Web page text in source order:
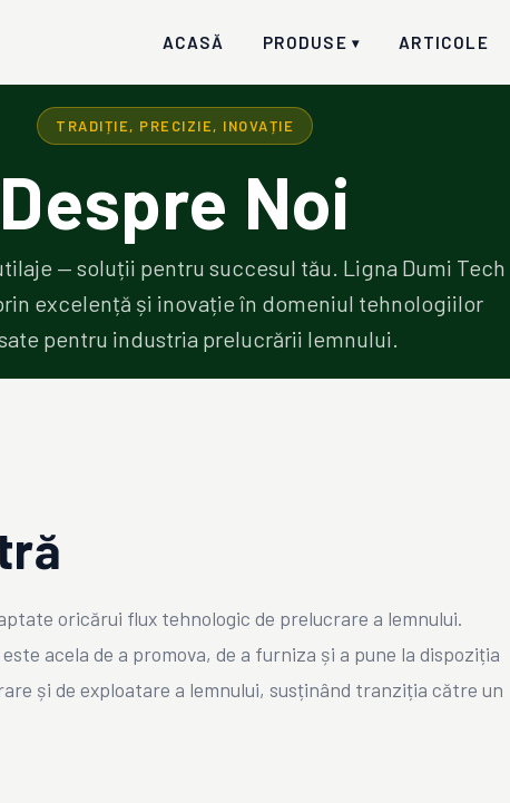
ACASĂ PRODUSE ▾ ARTICOLE
TRADIȚIE, PRECIZIE, INOVAȚIE
Despre Noi
— soluții pentru succesul tău. Ligna Dumi Tech
excelență și inovație în domeniul tehnologiilor
pentru industria prelucrării lemnului.
oricărui flux tehnologic de prelucrare a lemnului.
acela de a promova, de a furniza și a pune la dispoziția
și de exploatare a lemnului, susținând tranziția către un